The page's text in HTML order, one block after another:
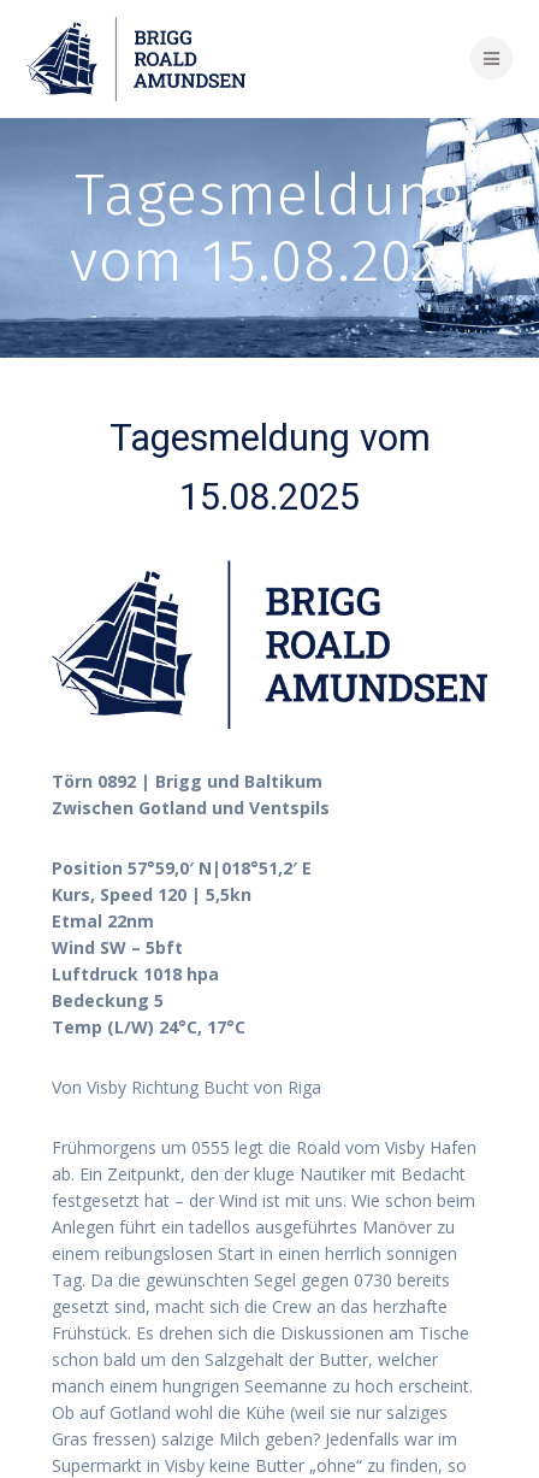
Tagesmeldung
vom 15.08.2025
Tagesmeldung vom
15.08.2025
Törn 0892 | Brigg und Baltikum
Zwischen Gotland und Ventspils
Position 57°59,0′ N|018°51,2′ E
Kurs, Speed 120 | 5,5kn
Etmal 22nm
Wind SW – 5bft
Luftdruck 1018 hpa
Bedeckung 5
Temp (L/W) 24°C, 17°C
Von Visby Richtung Bucht von Riga
Frühmorgens um 0555 legt die Roald vom Visby Hafen
ab. Ein Zeitpunkt, den der kluge Nautiker mit Bedacht
festgesetzt hat – der Wind ist mit uns. Wie schon beim
Anlegen führt ein tadellos ausgeführtes Manöver zu
einem reibungslosen Start in einen herrlich sonnigen
Tag. Da die gewünschten Segel gegen 0730 bereits
gesetzt sind, macht sich die Crew an das herzhafte
Frühstück. Es drehen sich die Diskussionen am Tische
schon bald um den Salzgehalt der Butter, welcher
manch einem hungrigen Seemanne zu hoch erscheint.
Ob auf Gotland wohl die Kühe (weil sie nur salziges
Gras fressen) salzige Milch geben? Jedenfalls war im
Supermarkt in Visby keine Butter „ohne“ zu finden, so